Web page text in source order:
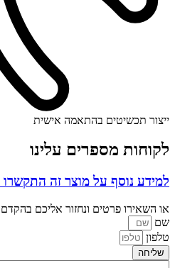
ייצור תכשיטים בהתאמה אישית
לקוחות מספרים עלינו
למידע נוסף על מוצר זה התקשרו
או השאירו פרטים ונחזור אליכם בהקדם
שם
טלפון
שליחה